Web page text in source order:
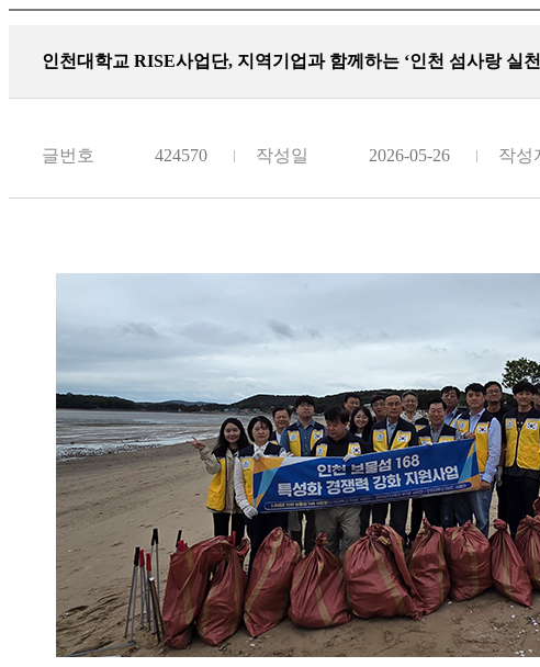
인천대학교 RISE사업단, 지역기업과 함께하는 ‘인천 섬사랑 실
글번호 424570 작성일 2026-05-26 작성